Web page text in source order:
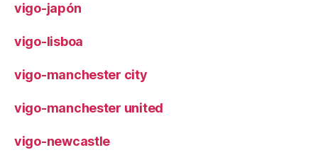
vigo-japón
vigo-lisboa
vigo-manchester city
vigo-manchester united
vigo-newcastle